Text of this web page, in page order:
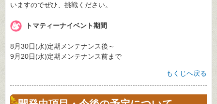
いますのでぜひ、挑戦ください。
トマティーナイベント期間
8月30日(水)定期メンテナンス後～
9月20日(水)定期メンテナンス前まで
もくじへ戻る